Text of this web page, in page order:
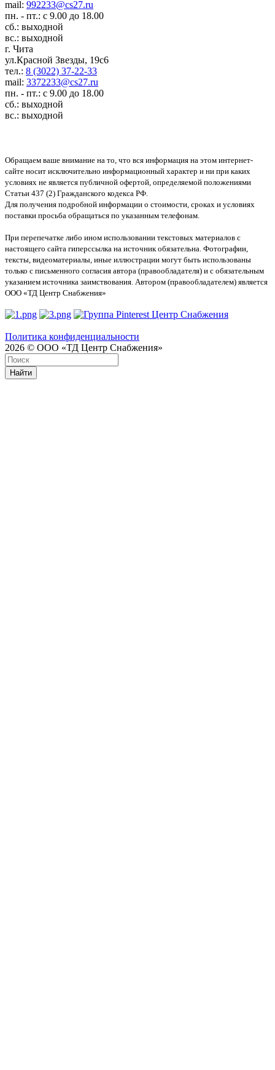
mail: 992233@cs27.ru
пн. - пт.: с 9.00 до 18.00
сб.: выходной
вс.: выходной
г. Чита
ул.Красной Звезды, 19с6
тел.: 8 (3022) 37-22-33
mail: 3372233@cs27.ru
пн. - пт.: с 9.00 до 18.00
сб.: выходной
вс.: выходной
Обращаем ваше внимание на то, что вся информация на этом интернет-
сайте носит исключительно информационный характер и ни при каких
условиях не является публичной офертой, определяемой положениями
Статьи 437 (2) Гражданского кодекса РФ.
Для получения подробной информации о стоимости, сроках и условиях
поставки просьба обращаться по указанным телефонам.
При перепечатке либо ином использовании текстовых материалов с
настоящего сайта гиперссылка на источник обязательна. Фотографии,
тексты, видеоматериалы, иные иллюстрации могут быть использованы
только с письменного согласия автора (правообладателя) и с обязательным
указанием источника заимствования. Автором (правообладателем) является
ООО «ТД Центр Снабжения»
Политика конфиденциальности
2026 © ООО «ТД Центр Снабжения»
Найти